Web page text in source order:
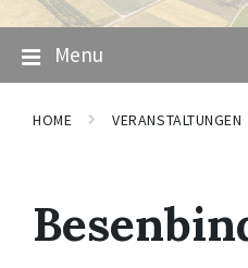
Menu
HOME VERANSTALTUNGEN